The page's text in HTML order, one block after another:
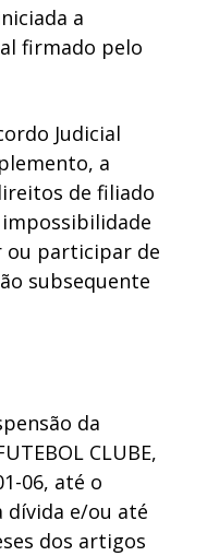
a
firmado pelo
Judicial
a
de filiado
impossibilidade
ou participar de
subsequente
da
CLUBE,
06, até o
e/ou até
dos artigos